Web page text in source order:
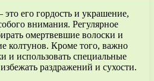
его гордость и украшение,
внимания. Регулярное
омертвевшие волоски и
колтунов. Кроме того, важно
и использовать специальные
раздражений и сухости.